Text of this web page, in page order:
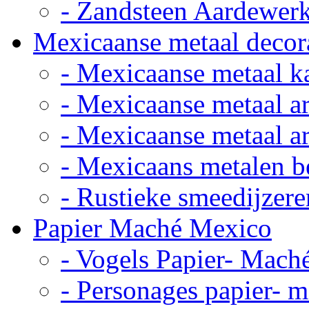
- Zandsteen
Mexicaanse metaal
- Mexicaanse metaal
- Mexicaanse metaal
- Mexicaanse metaal
- Mexicaans metalen
- Rustieke
Papier Maché Mexico
- Vogels Papier-
- Personages papier-